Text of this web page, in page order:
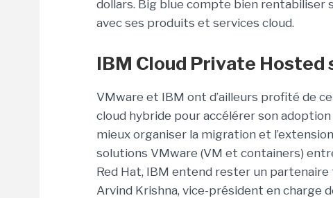
dollars. Big blue compte bien rentabiliser
avec ses produits et services cloud.
IBM Cloud Private Hosted
VMware et IBM ont d’ailleurs profité de
cloud hybride pour accélérer son
mieux organiser la migration et
solutions VMware (VM et containers)
Red Hat, IBM entend rester un partenaire
Arvind Krishna, vice-président en charge